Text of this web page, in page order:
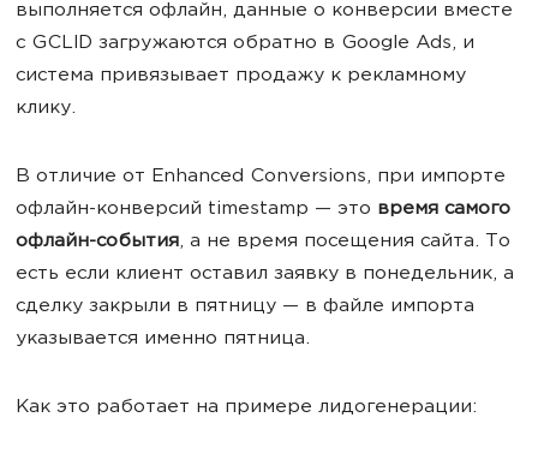
выполняется офлайн, данные о конверсии вместе
с GCLID загружаются обратно в Google Ads, и
система привязывает продажу к рекламному
клику.
В отличие от Enhanced Conversions, при импорте
офлайн-конверсий timestamp — это время самого
офлайн-события, а не время посещения сайта. То
есть если клиент оставил заявку в понедельник, а
сделку закрыли в пятницу — в файле импорта
указывается именно пятница.
Как это работает на примере лидогенерации: